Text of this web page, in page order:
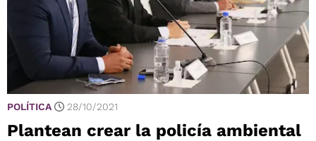
POLÍTICA 28/10/2021
Plantean crear la policía ambiental